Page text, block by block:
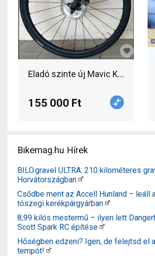
155 000 Ft
Bikemag.hu Hírek
BILO.gravel ULTRA: 210 kilométeres
Horvátországban
Csődbe ment az Accell Hunland – leáll
tószegi kerékpárgyárban
8,99 kilós mestermű – ilyen lett
Scott Spark RC építése
Hőségben edzeni? Igen, de felejtsd el
tempót!